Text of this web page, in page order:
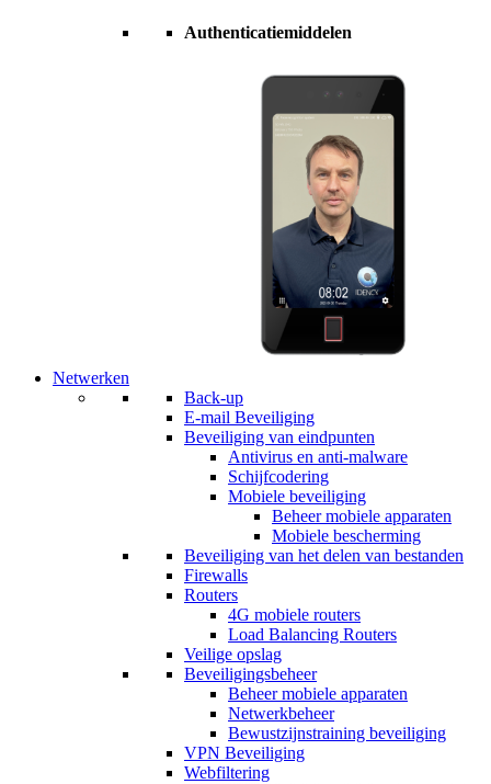
Authenticatiemiddelen
Netwerken
Back-up
E-mail Beveiliging
Beveiliging van eindpunten
Antivirus en anti-malware
Schijfcodering
Mobiele beveiliging
Beheer mobiele apparaten
Mobiele bescherming
Beveiliging van het delen van bestanden
Firewalls
Routers
4G mobiele routers
Load Balancing Routers
Veilige opslag
Beveiligingsbeheer
Beheer mobiele apparaten
Netwerkbeheer
Bewustzijnstraining beveiliging
VPN Beveiliging
Webfiltering